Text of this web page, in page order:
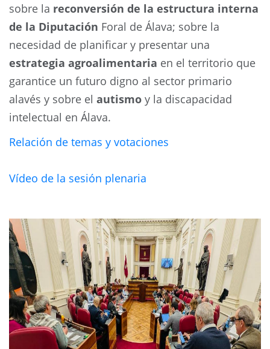
sobre la reconversión de la estructura interna
de la Diputación Foral de Álava; sobre la
necesidad de planificar y presentar una
estrategia agroalimentaria en el territorio que
garantice un futuro digno al sector primario
alavés y sobre el autismo y la discapacidad
intelectual en Álava.
Relación de temas y votaciones
Vídeo de la sesión plenaria